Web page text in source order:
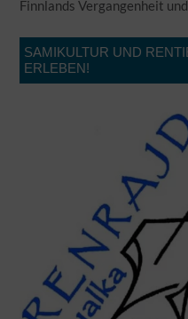
Finnlands Vergangenheit
SAMIKULTUR UND
ERLEBEN!